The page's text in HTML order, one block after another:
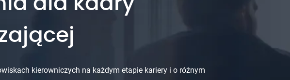
kierowniczych na każdym etapie kariery i o różnym